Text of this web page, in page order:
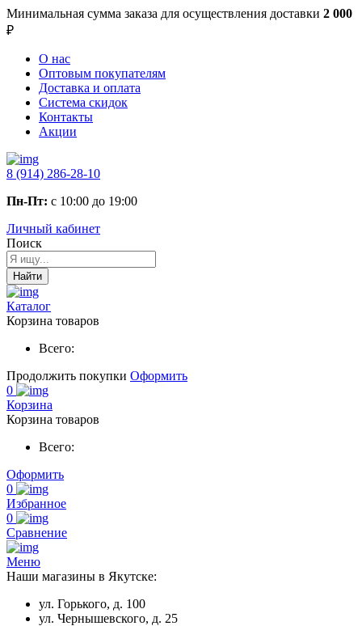
Минимальная сумма заказа для осуществления доставки 2 000
₽
О нас
Оптовым покупателям
Доставка и оплата
Система скидок
Контакты
Акции
8 (914) 286-28-10
Пн-Пт: с 10:00 до 19:00
Личный кабинет
Поиск
Найти
Каталог
Корзина товаров
Всего:
Продолжить покупки Оформить
0
Корзина
Корзина товаров
Всего:
Оформить
0
Избранное
0
Сравнение
Меню
Наши магазины в Якутске:
ул. Горького, д. 100
ул. Чернышевского, д. 25